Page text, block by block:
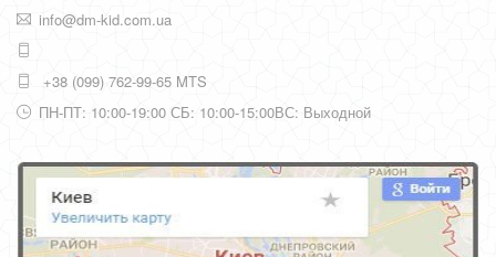
info@dm-kid.com.ua
+38 (099) 762-99-65 MTS
ПН-ПТ: 10:00-19:00 СБ: 10:00-15:00ВС: Выходной